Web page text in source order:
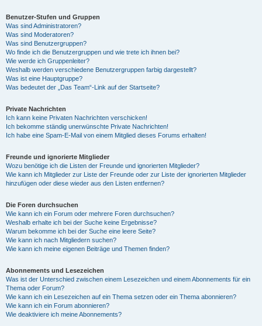
Benutzer-Stufen und Gruppen
Was sind Administratoren?
Was sind Moderatoren?
Was sind Benutzergruppen?
Wo finde ich die Benutzergruppen und wie trete ich ihnen bei?
Wie werde ich Gruppenleiter?
Weshalb werden verschiedene Benutzergruppen farbig dargestellt?
Was ist eine Hauptgruppe?
Was bedeutet der „Das Team“-Link auf der Startseite?
Private Nachrichten
Ich kann keine Privaten Nachrichten verschicken!
Ich bekomme ständig unerwünschte Private Nachrichten!
Ich habe eine Spam-E-Mail von einem Mitglied dieses Forums erhalten!
Freunde und ignorierte Mitglieder
Wozu benötige ich die Listen der Freunde und ignorierten Mitglieder?
Wie kann ich Mitglieder zur Liste der Freunde oder zur Liste der ignorierten Mitglieder
hinzufügen oder diese wieder aus den Listen entfernen?
Die Foren durchsuchen
Wie kann ich ein Forum oder mehrere Foren durchsuchen?
Weshalb erhalte ich bei der Suche keine Ergebnisse?
Warum bekomme ich bei der Suche eine leere Seite?
Wie kann ich nach Mitgliedern suchen?
Wie kann ich meine eigenen Beiträge und Themen finden?
Abonnements und Lesezeichen
Was ist der Unterschied zwischen einem Lesezeichen und einem Abonnements für ein
Thema oder Forum?
Wie kann ich ein Lesezeichen auf ein Thema setzen oder ein Thema abonnieren?
Wie kann ich ein Forum abonnieren?
Wie deaktiviere ich meine Abonnements?